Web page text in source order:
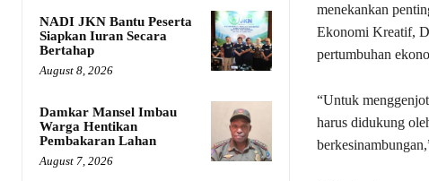
NADI JKN Bantu Peserta
Siapkan Iuran Secara
Bertahap
August 8, 2026
Damkar Mansel Imbau
Warga Hentikan
Pembakaran Lahan
August 7, 2026
menekankan
Ekonomi Kreatif,
pertumbuhan
“Untuk
harus didukung